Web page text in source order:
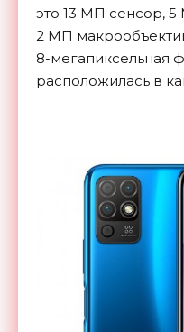
это 13 МП сенсор, 5
2 МП
8-мегапиксельная
расположилась в